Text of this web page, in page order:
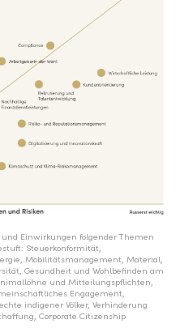
Einwirkungen folgender Themen
Steuerkonformität,
Mobilitätsmanagement, Material,
Gesundheit und Wohlbefinden am
und Mitteilungspflichten,
Engagement,
indigener Völker, Verhinderung
Corporate Citizenship